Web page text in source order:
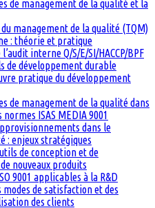
de management de la qualité et la
du management de la qualité (TQM)
: théorie et pratique
interne Q/S/E/SI/HACCP/BPF
de développement durable
pratique du développement
de management de la qualité dans
ISAS MEDIA 9001
dans le
: enjeux stratégiques
de conception et de
nouveaux produits
9001 applicables à la R&D
modes de satisfaction et des
des clients